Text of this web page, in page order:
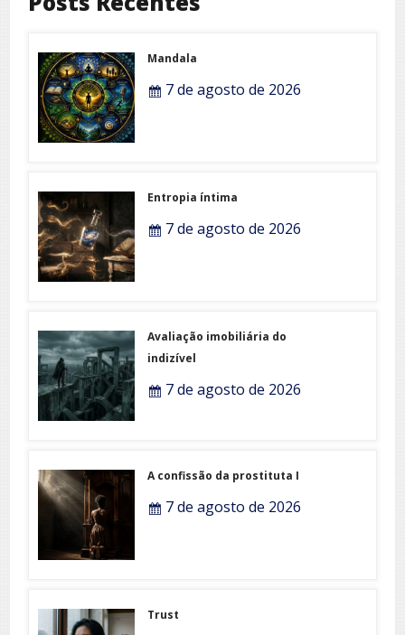
Mandala
7 de agosto de 2026
Entropia íntima
7 de agosto de 2026
Avaliação imobiliária do
indizível
7 de agosto de 2026
A confissão da prostituta I
7 de agosto de 2026
Trust